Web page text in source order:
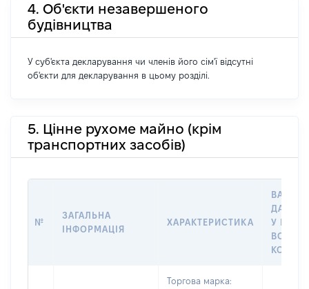
4. Об'єкти незавершеного
будівництва
У суб'єкта декларування чи членів його сім'ї відсутні
об'єкти для декларування в цьому розділі.
5. Цінне рухоме майно (крім
транспортних засобів)
№
ЗАГАЛЬНА
ІНФОРМАЦІЯ
ХАРАКТЕРИСТИКА
ДАТУ
У
Торгова марка: